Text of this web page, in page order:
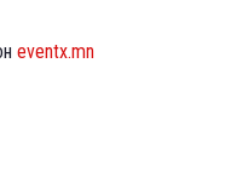
eventx.mn